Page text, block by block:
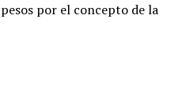
por el concepto de la